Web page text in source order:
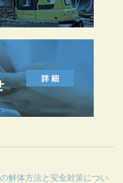
解体方法と安全対策につい